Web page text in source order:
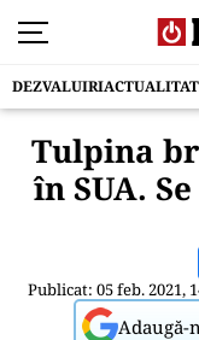
DEZVALUIRI
Tulpina
în SUA.
Publicat: 05 feb. 2021,
Adaugă-